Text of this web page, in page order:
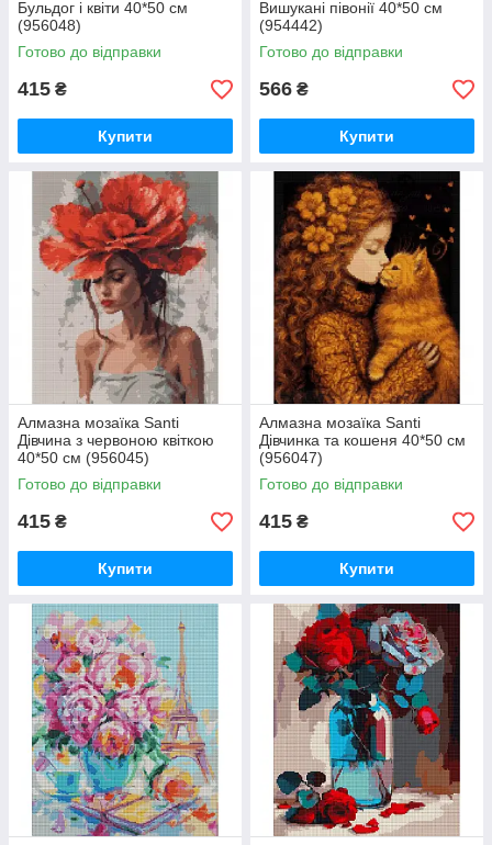
Бульдог і квіти 40*50 см
(956048)
Готово до відправки
415 ₴
Купити
Вишукані півонії 40*50 см
(954442)
Готово до відправки
566 ₴
Купити
Алмазна мозаїка Santi
Дівчина з червоною квіткою
40*50 см (956045)
Готово до відправки
415 ₴
Купити
Алмазна мозаїка Santi
Дівчинка та кошеня 40*50 см
(956047)
Готово до відправки
415 ₴
Купити